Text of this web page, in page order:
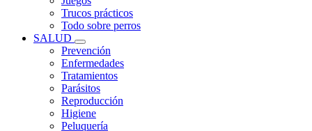
Trucos prácticos
Todo sobre perros
SALUD
Prevención
Enfermedades
Tratamientos
Parásitos
Reproducción
Higiene
Peluquería